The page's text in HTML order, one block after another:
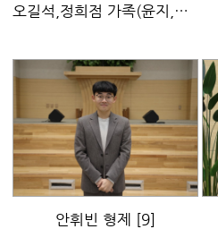
오길석,정희점 가족(윤지,연지,혜성)
안휘빈 형제 [9]